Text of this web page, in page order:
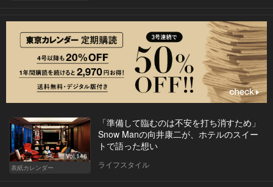
Vol.146
表紙カレンダー
「準備して臨むのは不安を打ち消すため」
Snow Manの向井康二が、ホテルのスイー
トで語った想い
ライフスタイル